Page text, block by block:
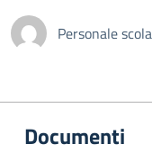
Personale
Documenti